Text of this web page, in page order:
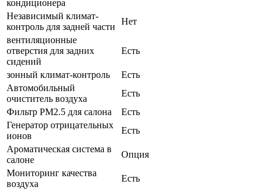
кондиционера
Независимый климат-
контроль для задней части
Нет
вентиляционные
отверстия для задних
сидений
Есть
зонный климат-контроль
Есть
Автомобильный
очиститель воздуха
Есть
Фильтр PM2.5 для салона
Есть
Генератор отрицательных
ионов
Есть
Ароматическая система в
салоне
Опция
Мониторинг качества
воздуха
Есть